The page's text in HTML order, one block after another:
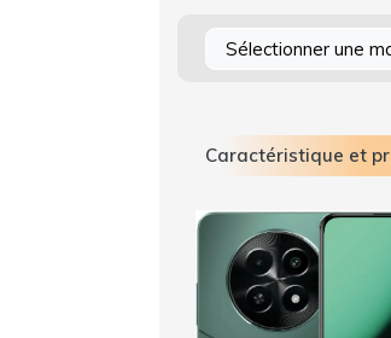
Caractéristique et